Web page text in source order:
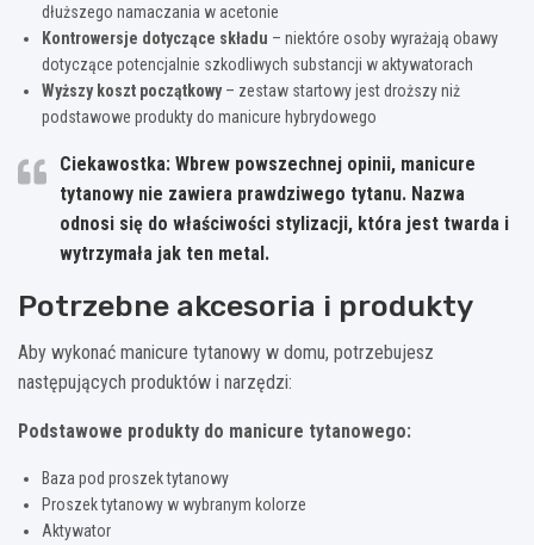
dłuższego namaczania w acetonie
Kontrowersje dotyczące składu – niektóre osoby wyrażają obawy
dotyczące potencjalnie szkodliwych substancji w aktywatorach
Wyższy koszt początkowy– zestaw startowy jest droższy niż
podstawowe produkty do manicure hybrydowego
Ciekawostka: Wbrew powszechnej opinii, manicure
tytanowy nie zawiera prawdziwego tytanu. Nazwa
odnosi się do właściwości stylizacji, która jest twarda i
wytrzymała jak ten metal.
Potrzebne akcesoria i produkty
Aby wykonać manicure tytanowy w domu, potrzebujesz
następujących produktów i narzędzi:
Podstawowe produkty do manicure tytanowego:
Baza pod proszek tytanowy
Proszek tytanowy w wybranym kolorze
Aktywator